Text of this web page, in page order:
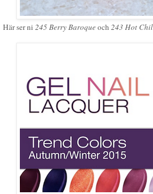
Här ser ni 245 Berry Baroqueoch 243 Hot